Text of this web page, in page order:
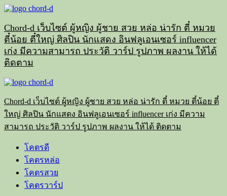
Skip
content
Chord-d เว็บไซต์ ผู้หญิง ผู้ชาย สวย หล่อ น่ารัก ตี๋ หมวย
ตี๋น้อย ตี๋ใหญ่ ศิลปิน นักแสดง อินฟลูเอนเซอร์ influencer
เก่ง มีความสามารถ ประวัติ วาร์ป รูปภาพ ผลงาน ให้ได้
ติดตาม
Primary
Chord-d เว็บไซต์ ผู้หญิง ผู้ชาย สวย หล่อ น่ารัก ตี๋ หมวย ตี๋น้อย ตี๋
ใหญ่ ศิลปิน นักแสดง อินฟลูเอนเซอร์ influencer เก่ง มีความ
สามารถ ประวัติ วาร์ป รูปภาพ ผลงาน ให้ได้ ติดตาม
โคตรดี
โคตรหล่อ
โคตรสวย
โคตรวาร์ป